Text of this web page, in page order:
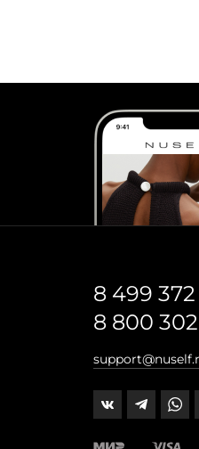
8 499
8 800